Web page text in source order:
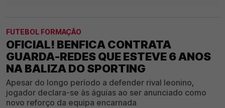
FUTEBOL FORMAÇÃO
OFICIAL! BENFICA CONTRATA
GUARDA-REDES QUE ESTEVE 6 ANOS
NA BALIZA DO SPORTING
Apesar do longo período a defender rival leonino,
jogador declara-se às águias ao ser anunciado como
novo reforço da equipa encarnada